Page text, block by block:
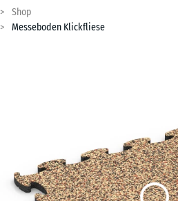
Shop
Messeboden Klickfliese